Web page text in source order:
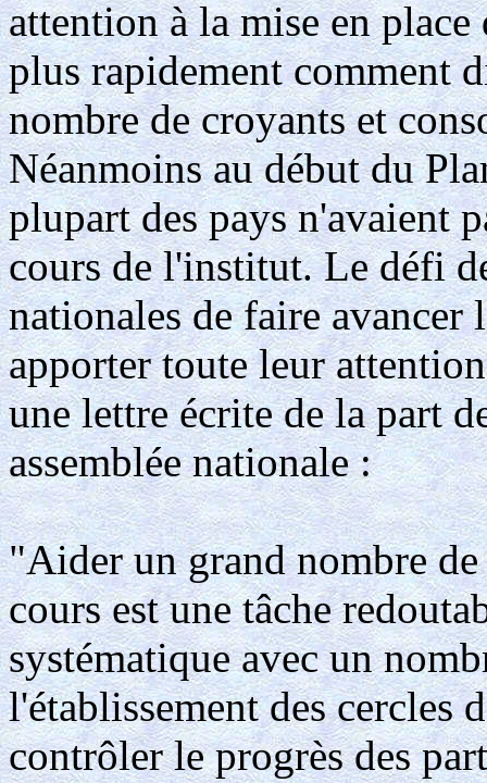
attention à la mise en
plus rapidement comment
nombre de croyants et
Néanmoins au début du
plupart des pays n'avaient
cours de l'institut. Le défi
nationales de faire
apporter toute leur
une lettre écrite de la part
assemblée nationale :
"Aider un grand nombre de
cours est une tâche
systématique avec un
l'établissement des cercles
contrôler le progrès des